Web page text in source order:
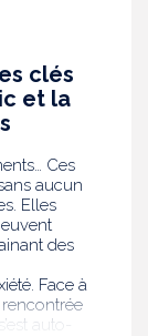
dans les
des
à
clés
et la
Ces
aucun
Elles
des
Face à
auto-